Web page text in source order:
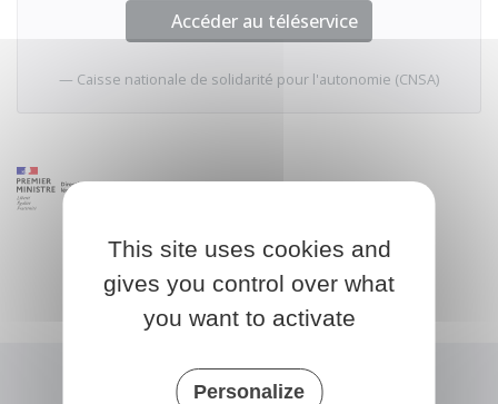
Accéder au téléservice
Caisse nationale de solidarité pour l'autonomie (CNSA)
This site uses cookies and
gives you control over what
you want to activate
Personalize